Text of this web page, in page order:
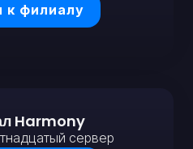
к филиалу
Harmony
сервер